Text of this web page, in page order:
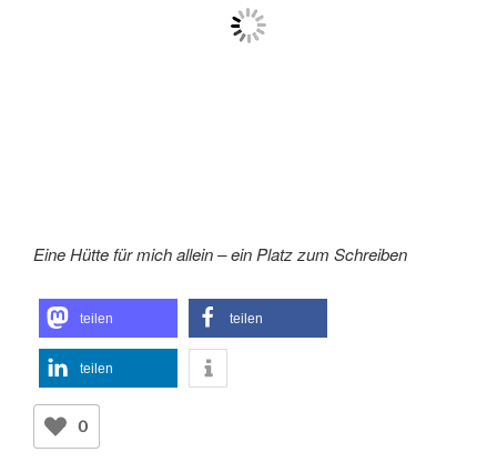
Eine Hütte für mich allein – ein Platz zum Schreiben
teilen teilen
teilen
0